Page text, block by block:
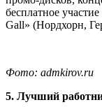
бесплатное
Gall» (Нордхорн,
Фото: admkirov.ru
5. Лучший